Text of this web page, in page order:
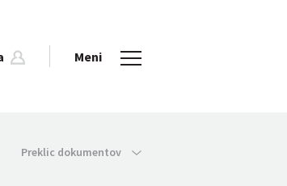
Meni
Preklic dokumentov